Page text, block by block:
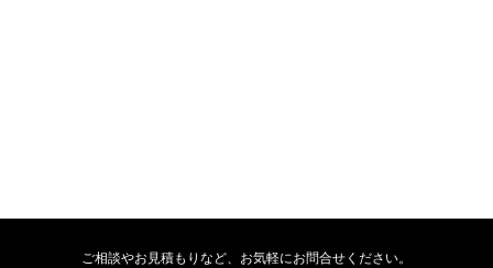
ご相談やお見積もりなど、お気軽にお問合せください。